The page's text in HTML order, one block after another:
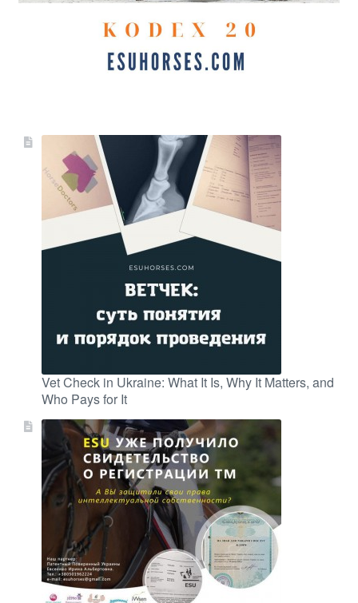
Vet Check in Ukraine: What It Is, Why It Matters, and
Who Pays for It